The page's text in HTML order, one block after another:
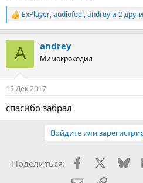
Р
е
ExPlayer,audiofeel,andrey и 2
A andrey
Мимокрокодил
15 Дек 2017
спасибо забрал
Войдите или
Поделиться: Facebook
X